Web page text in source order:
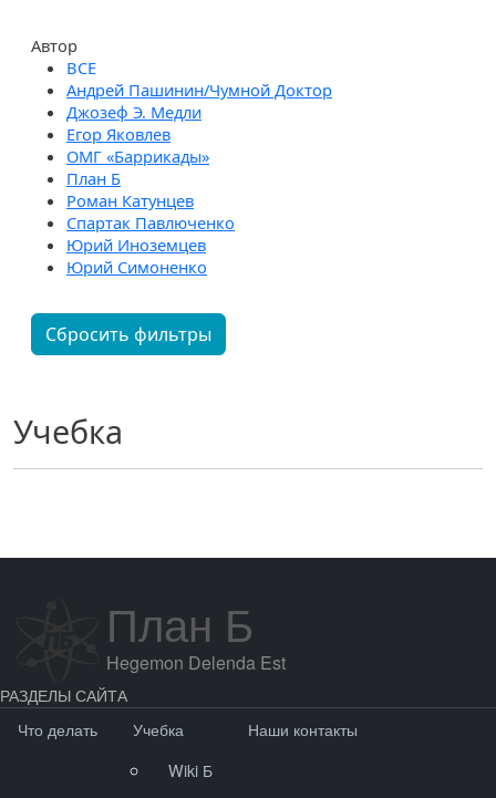
Учебка
Автор
Андрей Пашинин/Чумной Доктор
Джозеф Э. Медли
Егор Яковлев
ОМГ «Баррикады»
План Б
Роман Катунцев
Спартак Павлюченко
Юрий Иноземцев
Юрий Симоненко
Сбросить фильтры
План Б
Hegemon Delenda Est
РАЗДЕЛЫ САЙТА
Что делать
Учебка
Wiki Б
Наши контакты